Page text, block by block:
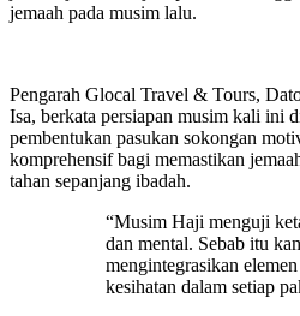
jemaah pada musim lalu.
Pengarah Glocal Travel & Tours,
Isa, berkata persiapan musim kali ini
pembentukan pasukan sokongan
komprehensif bagi memastikan
tahan sepanjang ibadah.
“Musim Haji menguji
dan mental. Sebab itu
mengintegrasikan
kesihatan dalam setiap